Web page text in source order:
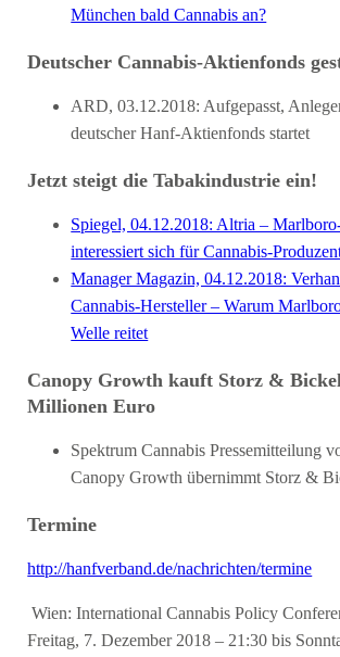
München bald Cannabis an?
Deutscher Cannabis-Aktienfonds
ARD, 03.12.2018: Aufgepasst,
deutscher Hanf-Aktienfonds startet
Jetzt steigt die Tabakindustrie ein!
Spiegel, 04.12.2018: Altria –
interessiert sich für Cannabis-
Manager Magazin, 04.12.2018:
Cannabis-Hersteller – Warum
Welle reitet
Canopy Growth kauft Storz &
Millionen Euro
Spektrum Cannabis Pressemitteilung
Canopy Growth übernimmt Storz &
Termine
http://hanfverband.de/nachrichten/termine
Wien: International Cannabis Policy
Freitag, 7. Dezember 2018 – 21:30 bis